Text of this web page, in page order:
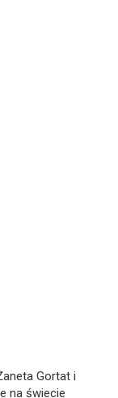
Gortat i
na świecie